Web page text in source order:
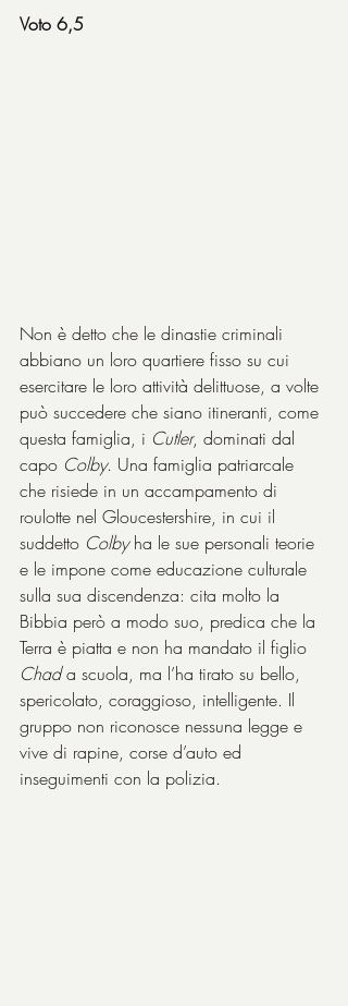
Voto 6,5
Non è detto che le dinastie criminali
abbiano un loro quartiere fisso su cui
esercitare le loro attività delittuose, a volte
può succedere che siano itineranti, come
questa famiglia, i Cutler, dominati dal
capo Colby. Una famiglia patriarcale
che risiede in un accampamento di
roulotte nel Gloucestershire, in cui il
suddetto Colby ha le sue personali teorie
e le impone come educazione culturale
sulla sua discendenza: cita molto la
Bibbia però a modo suo, predica che la
Terra è piatta e non ha mandato il figlio
Chad a scuola, ma l’ha tirato su bello,
spericolato, coraggioso, intelligente. Il
gruppo non riconosce nessuna legge e
vive di rapine, corse d’auto ed
inseguimenti con la polizia.